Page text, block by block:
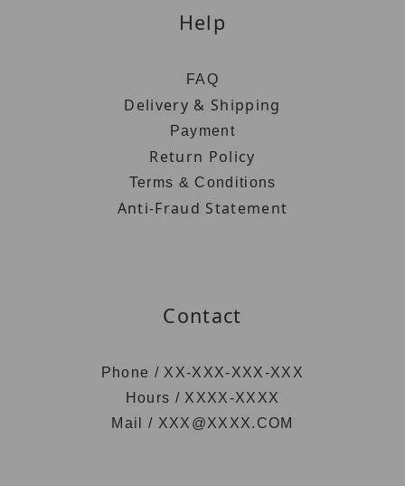
Help
FAQ
Delivery & Shipping
Payment
Return Policy
Terms & Conditions
Anti-Fraud Statement
Contact
Phone / XX-XXX-XXX-XXX
Hours / XXXX-XXXX
Mail / XXX@XXXX.COM